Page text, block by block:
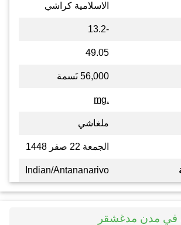
الاسلامية كراشي
-13.2
49.05
56,000 نَسمة
.mg
ملغاشي
الجمعة 22 صفر 1448
Indian/Antananarivo
في مدن مدغشقر